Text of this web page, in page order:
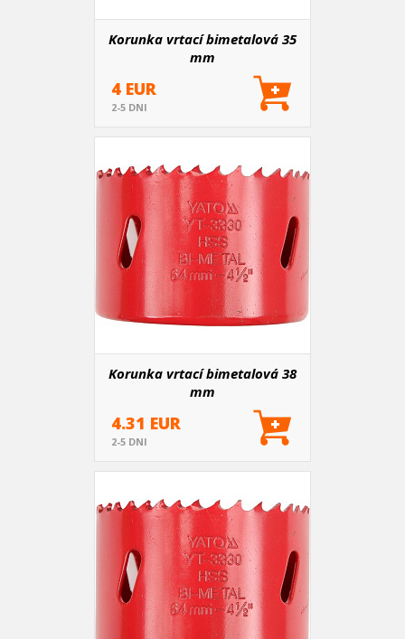
Korunka vrtací bimetalová 35
mm
4 EUR
2-5 DNI
Korunka vrtací bimetalová 38
mm
4.31 EUR
2-5 DNI